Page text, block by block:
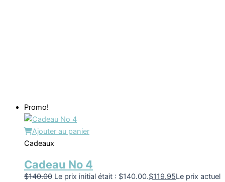
Promo!
Ajouter au panier
Cadeaux
Cadeau No 4
$140.00 Le prix initial était : $140.00.$119.95Le prix actuel